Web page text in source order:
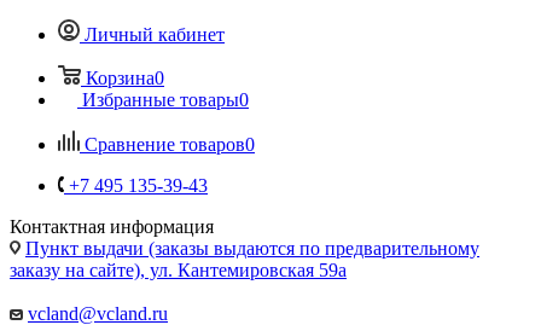
Личный кабинет
Корзина0
Избранные товары0
Сравнение товаров0
+7 495 135-39-43
Контактная информация
Пункт выдачи (заказы выдаются по предварительному
заказу на сайте), ул. Кантемировская 59а
vcland@vcland.ru